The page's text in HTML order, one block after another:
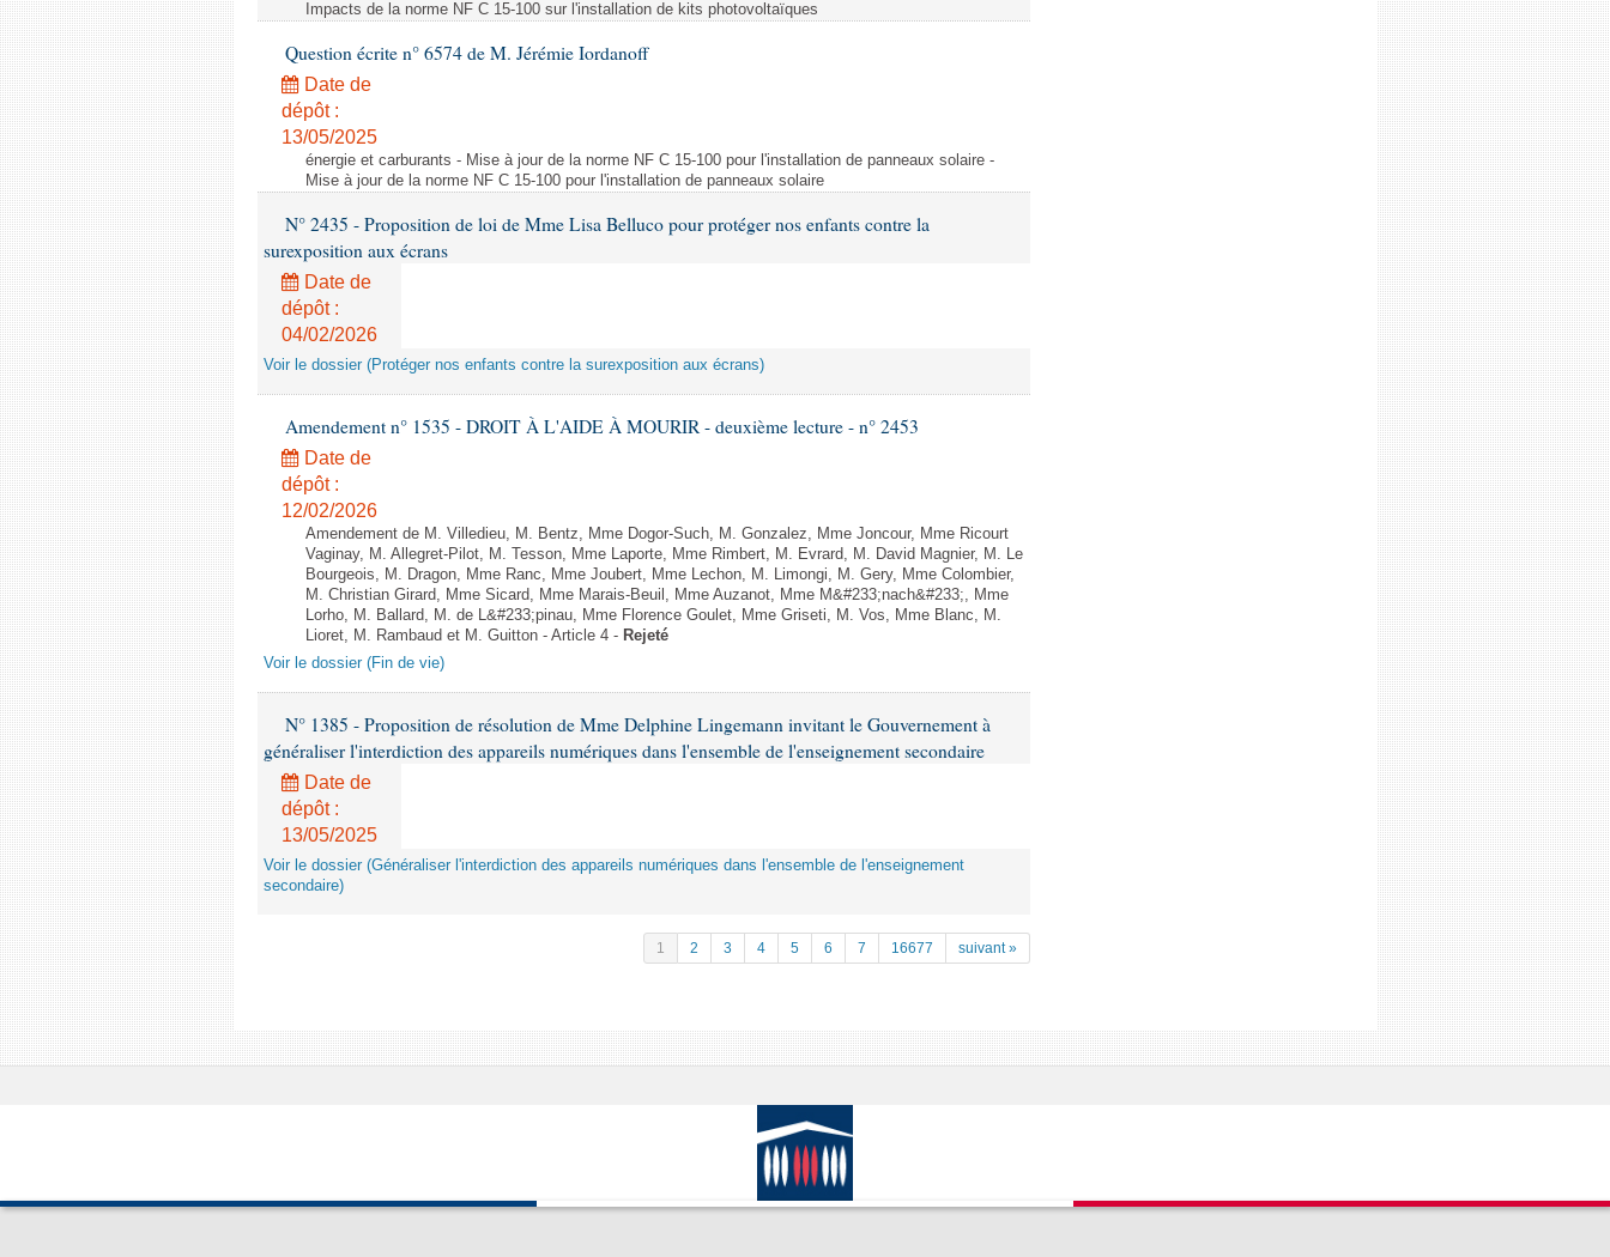
Impacts de la norme NF C 15-100 sur l'installation de kits photovoltaïques
Question écrite n° 6574 de M. Jérémie Iordanoff
Date de
dépôt :
13/05/2025
énergie et carburants - Mise à jour de la norme NF C 15-100 pour l'installation de panneaux solaire -
Mise à jour de la norme NF C 15-100 pour l'installation de panneaux solaire
N° 2435 - Proposition de loi de Mme Lisa Belluco pour protéger nos enfants contre la
surexposition aux écrans
Date de
dépôt :
04/02/2026
Voir le dossier (Protéger nos enfants contre la surexposition aux écrans)
Amendement n° 1535 - DROIT À L'AIDE À MOURIR - deuxième lecture - n° 2453
Date de
dépôt :
12/02/2026
Amendement de M. Villedieu, M. Bentz, Mme Dogor-Such, M. Gonzalez, Mme Joncour, Mme Ricourt
Vaginay, M. Allegret-Pilot, M. Tesson, Mme Laporte, Mme Rimbert, M. Evrard, M. David Magnier, M. Le
Bourgeois, M. Dragon, Mme Ranc, Mme Joubert, Mme Lechon, M. Limongi, M. Gery, Mme Colombier,
M. Christian Girard, Mme Sicard, Mme Marais-Beuil, Mme Auzanot, Mme M&#233;nach&#233;, Mme
Lorho, M. Ballard, M. de L&#233;pinau, Mme Florence Goulet, Mme Griseti, M. Vos, Mme Blanc, M.
Lioret, M. Rambaud et M. Guitton - Article 4 - Rejeté
Voir le dossier (Fin de vie)
N° 1385 - Proposition de résolution de Mme Delphine Lingemann invitant le Gouvernement à
généraliser l'interdiction des appareils numériques dans l'ensemble de l'enseignement secondaire
Date de
dépôt :
13/05/2025
Voir le dossier (Généraliser l'interdiction des appareils numériques dans l'ensemble de l'enseignement
secondaire)
1 2 3 4 5 6 7 16677 suivant »